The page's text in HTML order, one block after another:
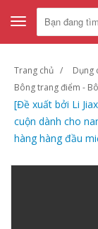
Toggle
navigation
Trang chủ
Dụng
Bông trang điểm -
[Đề xuất bởi Li
cuộn dành cho
hàng hàng đầu